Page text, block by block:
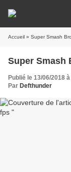
Accueil » Super Smash
Super Smash
Publié le 13/06/2018
Par Defthunder